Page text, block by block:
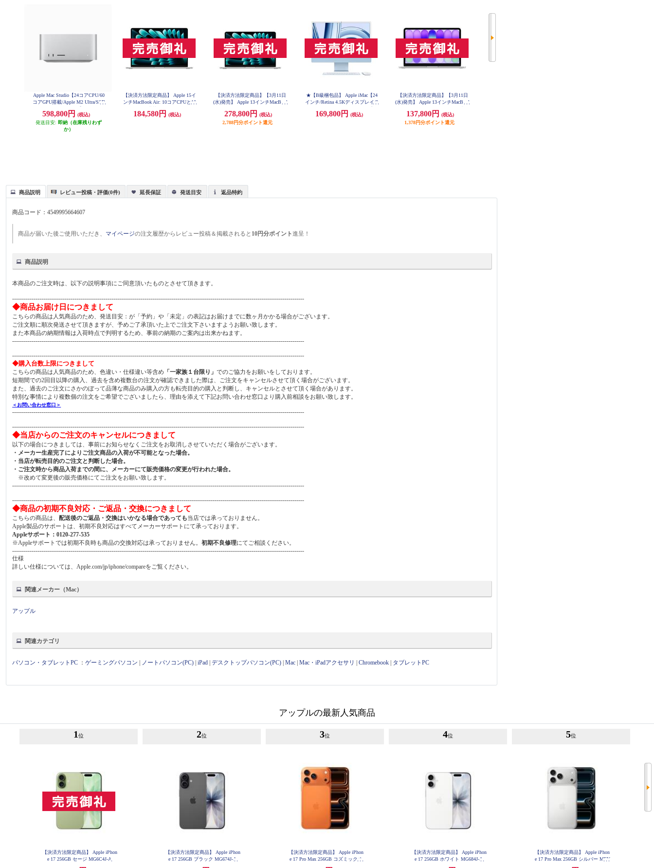
Apple Mac Studio【24コアCPU/60
コアGPU搭載/Apple M2 Ultra/SSD
A
598,800円
(税込)
発送目安: 即納（在庫残りわず
か）
【決済方法限定商品】 Apple 15イ
ンチMacBook Air: 10コアCPUと10
プ 16GB 256GB SSD - シルバー M
184,580円 (税込)
【決済方法限定商品】【3月11日
(水)発売】 Apple 13インチMacBook
載したApple M5チップ 16GB 1TB
SSD - シルバー MDH84J-A
278,800円
(税込)
2,788円分ポイント還元
★【B級梱包品】 Apple iMac【24
インチ/Retina 4.5Kディスプレイ/8
D256GB/ブルー/2023年冬発売モデ
169,800円 (税込)
【決済方法限定商品】【3月11日
(水)発売】 Apple 13インチMacBook
したApple A18 Proチップ 8GB 512
GB SSD Touch ID - シルバー MHF
137,800円
(税込)
1,378円分ポイント還元
商品説明 レビュー投稿・評価(0件) 延長保証 発送目安 返品特約
商品コード：4549995664607
商品が届いた後ご使用いただき、 マイページの注文履歴からレビュー投稿＆掲載されると 10円分ポイント進呈！
商品説明
本商品のご注文時は、以下の説明事項にご同意頂いたものとさせて頂きます。
------------------------------------------------------------------------------------------------------------------------------------------------------
◆商品お届け日につきまして
こちらの商品は人気商品のため、発送目安：が「予約」や「未定」の表記はお届けまでに数ヶ月かかる場合がございます。
ご注文順に順次発送させて頂きますが、予めご了承頂いた上でご注文下さいますようお願い致します。
また本商品の納期情報は入荷時点で判明するため、事前の納期のご案内は出来かねます。
------------------------------------------------------------------------------------------------------------------------------------------------------
------------------------------------------------------------------------------------------------------------------------------------------------------
◆購入台数上限につきまして
こちらの商品は人気商品のため、色違い・仕様違い等含め 「一家族１台限り」でのご協力をお願いをしております。
短期間での2回目以降の購入、過去を含め複数台の注文が確認できました際は、ご注文をキャンセルさせて頂く場合がございます。
また、過去のご注文にさかのぼって品薄な商品のみ購入の方も転売目的の購入と判断し、キャンセルとさせて頂く場合があります。
特別な事情により複数個の注文をご希望でございましたら、理由を添えて下記お問い合わせ窓口より購入前相談をお願い致します。
＜お問い合わせ窓口＞
------------------------------------------------------------------------------------------------------------------------------------------------------
------------------------------------------------------------------------------------------------------------------------------------------------------
◆当店からのご注文のキャンセルにつきまして
以下の場合につきましては、事前にお知らせなくご注文をお取消しさせていただく場合がございます。
・メーカー生産完了によりご注文商品の入荷が不可能となった場合。
・当店が転売目的のご注文と判断した場合。
・ご注文時から商品入荷までの間に、メーカーにて販売価格の変更が行われた場合。
※改めて変更後の販売価格にてご注文をお願い致します。
------------------------------------------------------------------------------------------------------------------------------------------------------
------------------------------------------------------------------------------------------------------------------------------------------------------
◆商品の初期不良対応・ご返品・交換につきまして
こちらの商品は、 配送後のご返品・交換はいかなる場合であっても当店では承っておりません。
Apple製品のサポートは、初期不良対応はすべてメーカーサポートにて承っております。
Appleサポート：0120-277-535
※Appleサポートでは初期不良時も商品の交換対応は承っておりません。初期不良修理にてご相談ください。
------------------------------------------------------------------------------------------------------------------------------------------------------
仕様
詳しい仕様については、Apple.com/jp/iphone/compareをご覧ください。
関連メーカー（Mac）
アップル
関連カテゴリ
パソコン・タブレットPC ：ゲーミングパソコン ノートパソコン(PC) |iPad |デスクトップパソコン(PC) |Mac |Mac・iPadアクセサリ |Chromebook タブレットPC
アップルの最新人気商品
1 位
【決済方法限定商品】 Apple iPhon
e 17 256GB セージ MG6C4J-A
2位
【決済方法限定商品】 Apple iPhon
e 17 256GB ブラック MG674J-A
3位
【決済方法限定商品】 Apple iPhon
e 17 Pro Max 256GB コズミックオ
4位
【決済方法限定商品】 Apple iPhon
e 17 256GB ホワイト MG684J-A
5位
【決済方法限定商品】 Apple iPhon
e 17 Pro Max 256GB シルバー MFY